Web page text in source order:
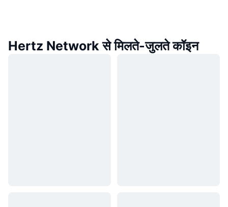
Hertz Network से मिलते-जुलते कॉइन